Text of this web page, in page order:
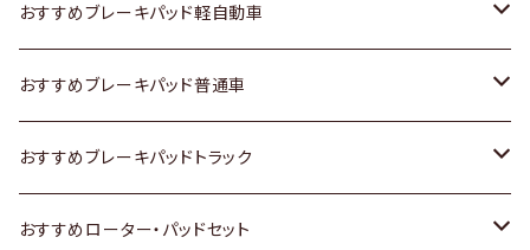
スズキ
日産
いすゞ
ダイハツ
ホンダ
スズキ
日産
いすゞ
トヨタ
スズキ
日産
いすゞ
おすすめブレーキパッド軽自動車
トヨタ
ホンダ
スズキ
おすすめブレーキパッド普通車
トヨタ
ホンダ
おすすめブレーキパッドトラック
トヨタ
おすすめローター・パッドセット